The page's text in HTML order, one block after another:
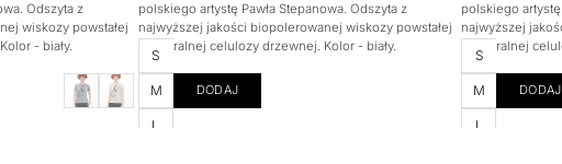
Odszyta z
wiskozy powstałej
- biały.
polskiego artystę Pawła Stepanowa. Odszyta z
najwyższej jakości biopolerowanej wiskozy powstałej
z naturalnej celulozy drzewnej. Kolor - biały.
Rozmiar
S
M
L
DODAJ
polskiego artystę
najwyższej
z naturalnej
Rozmiar
S
M
L
DODAJ